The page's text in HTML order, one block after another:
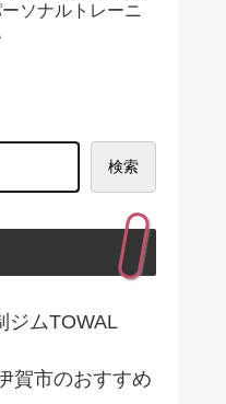
ソナルトレーニ
検索
ジムTOWAL
賀市のおすすめ